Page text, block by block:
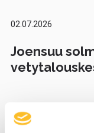
02.07.2026
Joensuu